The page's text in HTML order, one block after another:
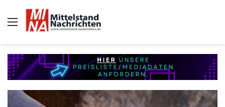
Auswahl